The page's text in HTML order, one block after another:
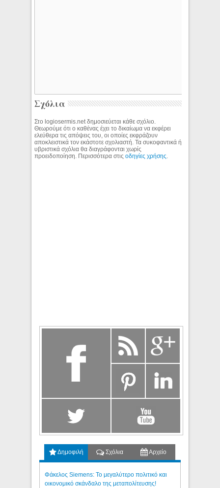
Σχόλια
Στο logiosermis.net δημοσιεύεται κάθε σχόλιο.
Θεωρούμε ότι ο καθένας έχει το δικαίωμα να εκφέρει
ελεύθερα τις απόψεις του, οι οποίες εκφράζουν
αποκλειστικά τον εκάστοτε σχολιαστή. Τα συκοφαντικά ή
υβριστικά σχόλια θα διαγράφονται χωρίς
προειδοποίηση. Περισσότερα στιςοδηγίες χρήσης
Δημοφιλή Σχόλια Αρχείο
Φάκελος Siemens: Το μεγαλύτερο πολιτικό και
οικονομικό σκάνδαλο της μεταπολίτευσης!